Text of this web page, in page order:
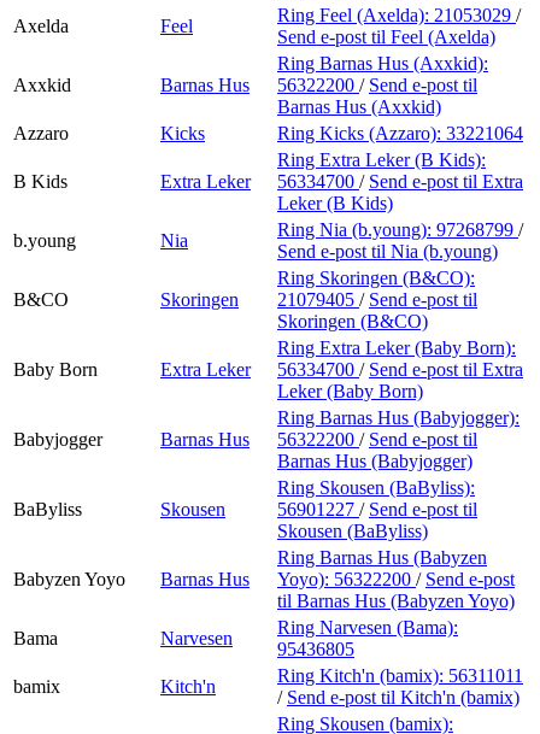
Axelda
Feel
Ring Feel (Axelda): 21053029 /
Send e-post til Feel (Axelda)
Axxkid Barnas Hus
Ring Barnas Hus (Axxkid):
56322200 / Send e-post til
Barnas Hus (Axxkid)
Azzaro
Kicks Ring Kicks (Azzaro): 33221064
B Kids Extra Leker
Ring Extra Leker (B Kids):
56334700 / Send e-post til Extra
Leker (B Kids)
b.young
Nia
Ring Nia (b.young): 97268799 /
Send e-post til Nia (b.young)
B&CO Skoringen
Ring Skoringen (B&CO):
21079405 / Send e-post til
Skoringen (B&CO)
Baby Born Extra Leker
Ring Extra Leker (Baby Born):
56334700 / Send e-post til Extra
Leker (Baby Born)
Babyjogger Barnas Hus
Ring Barnas Hus (Babyjogger):
56322200 / Send e-post til
Barnas Hus (Babyjogger)
BaByliss Skousen
Ring Skousen (BaByliss):
56901227 / Send e-post til
Skousen (BaByliss)
Babyzen Yoyo Barnas Hus
Ring Barnas Hus (Babyzen
Yoyo): 56322200 / Send e-post
til Barnas Hus (Babyzen Yoyo)
Bama
Narvesen
Ring Narvesen (Bama):
95436805
bamix
Kitch'n
Ring Kitch'n (bamix): 56311011
/ Send e-post til Kitch'n (bamix)
Ring Skousen (bamix):